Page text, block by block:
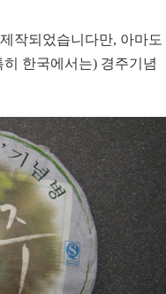
작되었습니다만, 아마도
한국에서는) 경주기념